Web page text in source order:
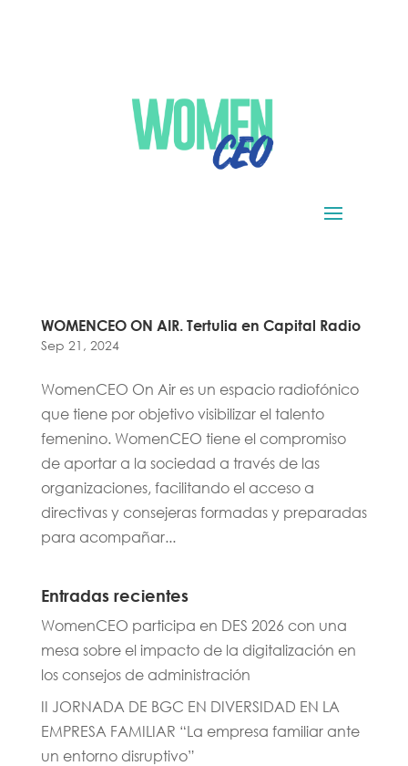
WOMENCEO ON AIR. Tertulia en Capital Radio
Sep 21, 2024
WomenCEO On Air es un espacio radiofónico
que tiene por objetivo visibilizar el talento
femenino. WomenCEO tiene el compromiso
de aportar a la sociedad a través de las
organizaciones, facilitando el acceso a
directivas y consejeras formadas y preparadas
para acompañar...
Entradas recientes
WomenCEO participa en DES 2026 con una
mesa sobre el impacto de la digitalización en
los consejos de administración
II JORNADA DE BGC EN DIVERSIDAD EN LA
EMPRESA FAMILIAR “La empresa familiar ante
un entorno disruptivo”